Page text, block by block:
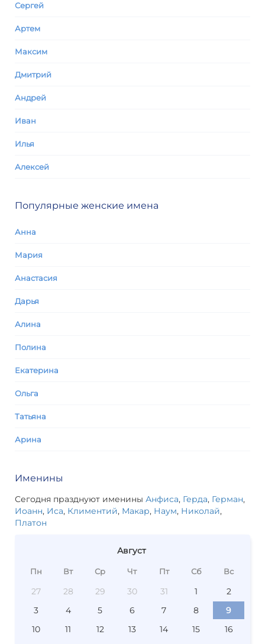
Сергей
Артем
Максим
Дмитрий
Андрей
Иван
Илья
Алексей
Популярные женские имена
Анна
Мария
Анастасия
Дарья
Алина
Полина
Екатерина
Ольга
Татьяна
Арина
Именины
Сегодня празднуют именины Анфиса, Герда, Герман,
Иоанн, Иса, Климентий, Макар, Наум, Николай,
Платон
Август
Пн Вт Ср Чт Пт Сб Вс
27 28 29 30 31 1
2
3
4 5 6 7 8
9
10
11 12 13 14 15
16